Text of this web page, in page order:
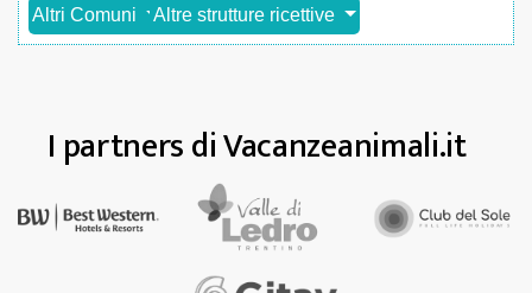
Altri Comuni Altre strutture ricettive
I partners di Vacanzeanimali.it